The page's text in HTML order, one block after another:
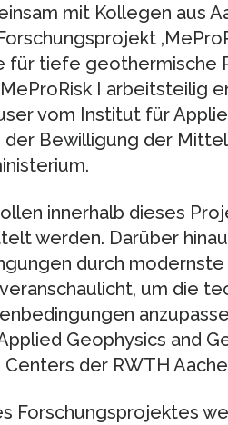
mit Kollegen aus
für tiefe geothermische
I arbeitsteilig
vom Institut für
der Bewilligung der
innerhalb dieses
werden. Darüber
durch
um die
Geophysics and
Centers der RWTH
Forschungsprojektes